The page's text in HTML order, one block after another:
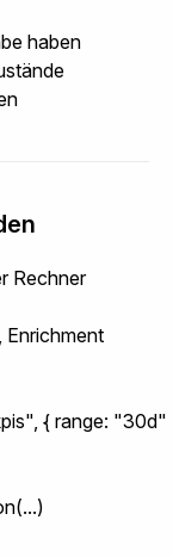
haben
Rechner
{ range: "30d"